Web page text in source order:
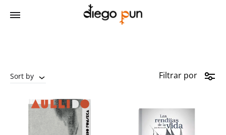
Sort by Filtrar por